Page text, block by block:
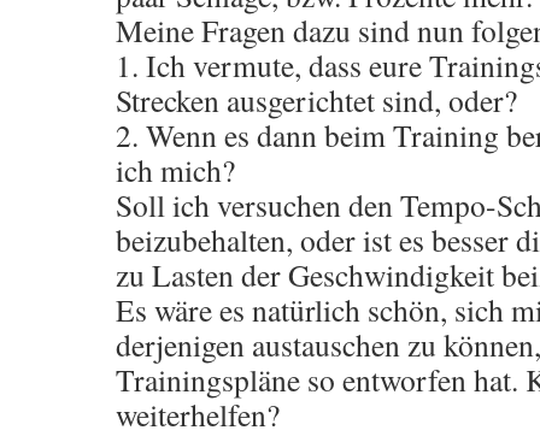
Meine Fragen dazu sind nun
1. Ich vermute, dass eure
Strecken ausgerichtet sind, oder?
2. Wenn es dann beim Training
ich mich?
Soll ich versuchen den Tempo-
beizubehalten, oder ist es besser
zu Lasten der Geschwindigkeit
Es wäre es natürlich schön, sich
derjenigen austauschen zu
Trainingspläne so entworfen hat.
weiterhelfen?